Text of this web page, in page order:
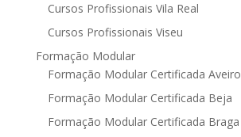
Cursos Profissionais Vila Real
Cursos Profissionais Viseu
Formação Modular
Formação Modular Certificada Aveiro
Formação Modular Certificada Beja
Formação Modular Certificada Braga